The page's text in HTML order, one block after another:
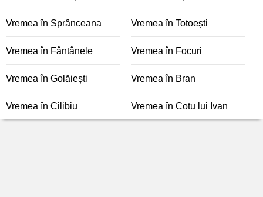
Vremea în Sprânceana Vremea în Totoești
Vremea în Fântânele Vremea în Focuri
Vremea în Golăiești Vremea în Bran
Vremea în Cilibiu Vremea în Cotu lui Ivan